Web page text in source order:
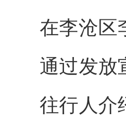
在李沧区
通过发放
往行人介